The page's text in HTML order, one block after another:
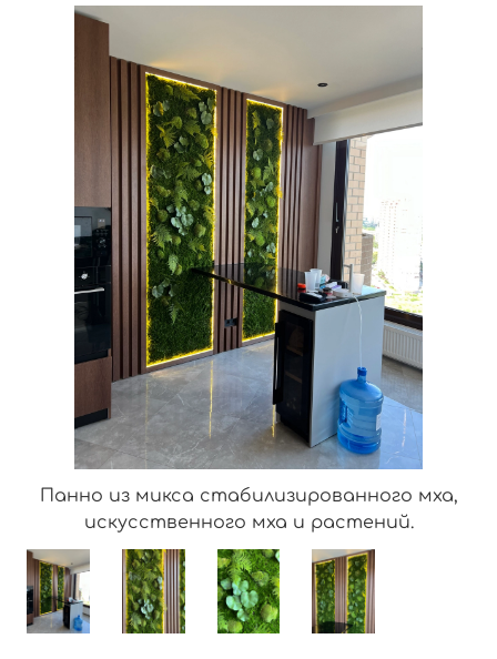
Панно из микса стабилизированного мха,
искусственного мха и растений.